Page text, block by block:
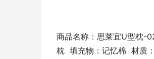
商品名称：思莱宜U型枕-
枕  填充物：记忆棉  材质